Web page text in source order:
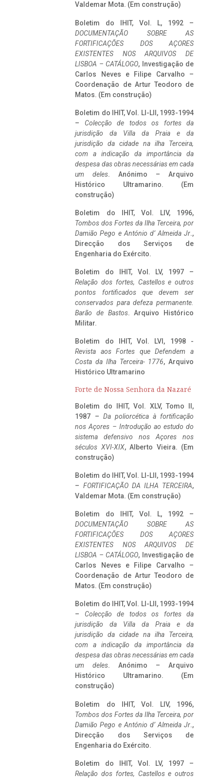
Valdemar Mota. (Em construção)
Boletim do IHIT, Vol. L, 1992 –
DOCUMENTAÇÃO SOBRE AS
FORTIFICAÇÕES DOS AÇORES
EXISTENTES NOS ARQUIVOS DE
LISBOA – CATÁLOGO, Investigação de
Carlos Neves e Filipe Carvalho –
Coordenação de Artur Teodoro de
Matos. (Em construção)
Boletim do IHIT, Vol. LI-LII, 1993-1994
– Colecção de todos os fortes da
jurisdição da Villa da Praia e da
jurisdição da cidade na ilha Terceira,
com a indicação da importância da
despesa das obras necessárias em cada
um deles. Anónimo – Arquivo
Histórico Ultramarino. (Em
construção)
Boletim do IHIT, Vol. LIV, 1996,
Tombos dos Fortes da Ilha Terceira, por
Damião Pego e António d’ Almeida Jr.,
Direcção dos Serviços de
Engenharia do Exército.
Boletim do IHIT, Vol. LV, 1997 –
Relação dos fortes, Castellos e outros
pontos fortificados que devem ser
conservados para defeza permanente.
Barão de Bastos. Arquivo Histórico
Militar.
Boletim do IHIT, Vol. LVI, 1998 -
Revista aos Fortes que Defendem a
Costa da Ilha Terceira- 1776, Arquivo
Histórico Ultramarino
Forte de Nossa Senhora da Nazaré
Boletim do IHIT, Vol. XLV, Tomo II,
1987 – Da poliorcética à fortificação
nos Açores – Introdução ao estudo do
sistema defensivo nos Açores nos
séculos XVI-XIX, Alberto Vieira. (Em
construção)
Boletim do IHIT, Vol. LI-LII, 1993-1994
– FORTIFICAÇÃO DA ILHA TERCEIRA,
Valdemar Mota. (Em construção)
Boletim do IHIT, Vol. L, 1992 –
DOCUMENTAÇÃO SOBRE AS
FORTIFICAÇÕES DOS AÇORES
EXISTENTES NOS ARQUIVOS DE
LISBOA – CATÁLOGO, Investigação de
Carlos Neves e Filipe Carvalho –
Coordenação de Artur Teodoro de
Matos. (Em construção)
Boletim do IHIT, Vol. LI-LII, 1993-1994
– Colecção de todos os fortes da
jurisdição da Villa da Praia e da
jurisdição da cidade na ilha Terceira,
com a indicação da importância da
despesa das obras necessárias em cada
um deles. Anónimo – Arquivo
Histórico Ultramarino. (Em
construção)
Boletim do IHIT, Vol. LIV, 1996,
Tombos dos Fortes da Ilha Terceira, por
Damião Pego e António d’ Almeida Jr.,
Direcção dos Serviços de
Engenharia do Exército.
Boletim do IHIT, Vol. LV, 1997 –
Relação dos fortes, Castellos e outros